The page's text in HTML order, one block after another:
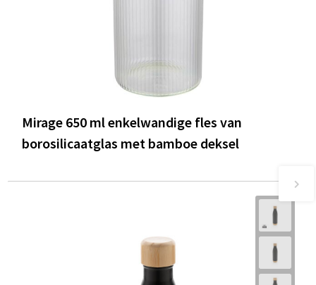
Mirage 650 ml enkelwandige fles van
borosilicaatglas met bamboe deksel